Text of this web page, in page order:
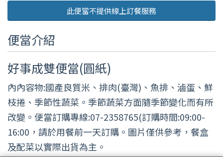
此便當不提供線上訂餐服務
便當介紹
好事成雙便當(圓紙)
內內容物:國產良質米、排肉(臺灣)、魚排、滷蛋、鮮
枝捲、季節性蔬菜。季節蔬菜方面隨季節變化而有所
改變。便當訂購專線:07-2358765(訂購時間:09:00-
16:00，請於用餐前一天訂購。圖片僅供參考，餐盒
及配菜以實際出貨為主。